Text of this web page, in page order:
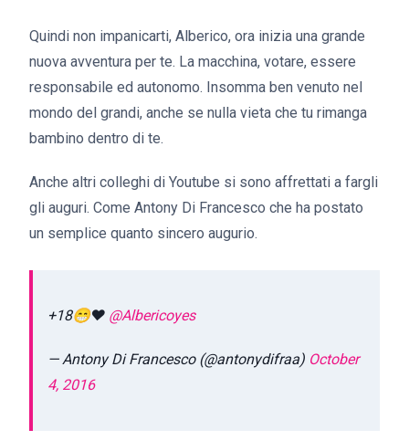
Quindi non impanicarti, Alberico, ora inizia una grande
nuova avventura per te. La macchina, votare, essere
responsabile ed autonomo. Insomma ben venuto nel
mondo del grandi, anche se nulla vieta che tu rimanga
bambino dentro di te.
Anche altri colleghi di Youtube si sono affrettati a fargli
gli auguri. Come Antony Di Francesco che ha postato
un semplice quanto sincero augurio.
+18😁❤️ @Albericoyes
— Antony Di Francesco (@antonydifraa) October
4, 2016